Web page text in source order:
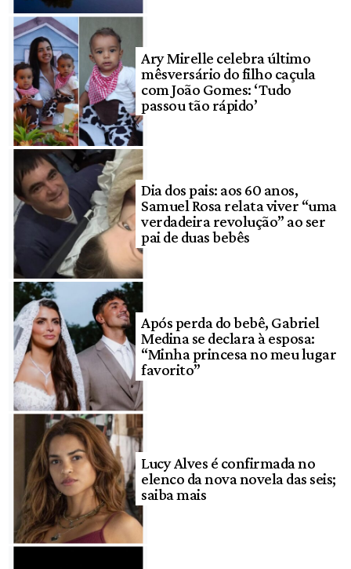
Ary Mirelle celebra último
mêsversário do filho caçula
com João Gomes: ‘Tudo
passou tão rápido’
Dia dos pais: aos 60 anos,
Samuel Rosa relata viver “uma
verdadeira revolução” ao ser
pai de duas bebês
Após perda do bebê, Gabriel
Medina se declara à esposa:
“Minha princesa no meu lugar
favorito”
Lucy Alves é confirmada no
elenco da nova novela das seis;
saiba mais